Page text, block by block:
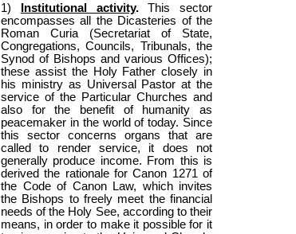
1) Institutional activity.This sector
encompasses all the Dicasteries of the
Roman Curia (Secretariat of State,
Congregations, Councils, Tribunals, the
Synod of Bishops and various Offices);
these assist the Holy Father closely in
his ministry as Universal Pastor at the
service of the Particular Churches and
also for the benefit of humanity as
peacemaker in the world of today. Since
this sector concerns organs that are
called to render service, it does not
generally produce income. From this is
derived the rationale for Canon 1271 of
the Code of Canon Law, which invites
the Bishops to freely meet the financial
needs of the Holy See, according to their
means, in order to make it possible for it